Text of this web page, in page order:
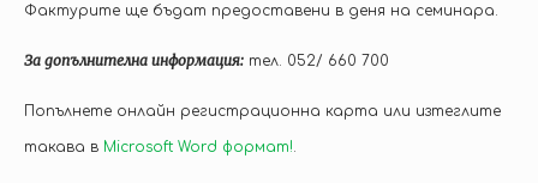
Фактурите ще бъдат предоставени в деня на семинара.
За допълнителна информация: тел. 052/ 660 700
Попълнете онлайн регистрационна карта или изтеглите
такава в Microsoft Word формат!